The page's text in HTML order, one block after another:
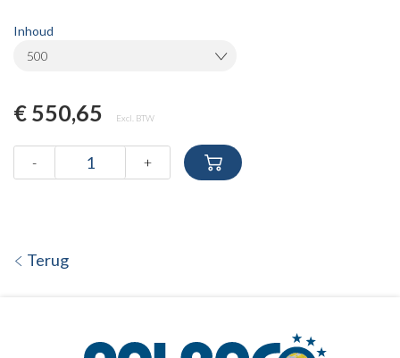
Inhoud
500
€ 550,65 Excl. BTW
- +
Terug